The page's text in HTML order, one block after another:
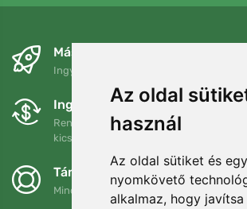
Az oldal
használ
Az oldal sütiket és
nyomkövető
alkalmaz, hogy javítsa
Másnapra és ingyenesen
Ingyenes szállítás a következő összeg
Ingyenes csere és visszaküldés
Rendelését 90 napon belül bármikor
kicserélheti.
Támogatjuk a Trees.org-ot
Minden megrendelésért ültetünk egy